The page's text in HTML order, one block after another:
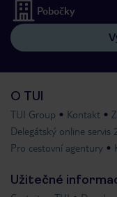
Pobočky
O TUI
TUI Group Kontakt
Delegátský online servis
Pro cestovní agentury
Užitečné